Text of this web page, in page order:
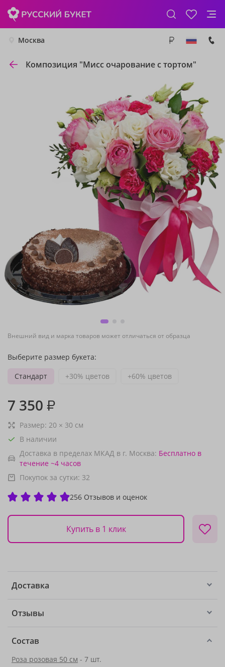
Москва
Композиция "Мисс очарование с тортом"
Внешний вид и марка товаров может отличаться от образца
Выберите размер букета:
Стандарт
+30% цветов +60% цветов
7 350 ₽
Размер: 20 × 30 см
В наличии
Доставка в пределах МКАД в г. Москва: Бесплатно в
течение ~4 часов
Покупок за сутки: 32
256 Отзывов и оценок
Купить в 1 клик
Доставка
Отзывы
Состав
Роза розовая 50 см - 7 шт.